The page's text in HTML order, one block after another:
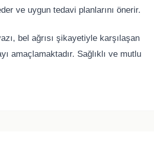
ve uygun tedavi planlarını önerir.
bel ağrısı şikayetiyle karşılaşan
amaçlamaktadır. Sağlıklı ve mutlu